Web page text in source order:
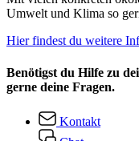
Umwelt und Klima so
Hier findest du weitere
Benötigst du Hilfe zu
gerne deine Fragen.
Kontakt